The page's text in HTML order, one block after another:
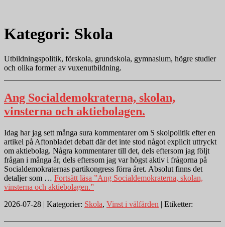
Kategori: Skola
Utbildningspolitik, förskola, grundskola, gymnasium, högre studier
och olika former av vuxenutbildning.
Ang Socialdemokraterna, skolan,
vinsterna och aktiebolagen.
Idag har jag sett många sura kommentarer om S skolpolitik efter en
artikel på Aftonbladet debatt där det inte stod något explicit uttryckt
om aktiebolag. Några kommentarer till det, dels eftersom jag följt
frågan i många år, dels eftersom jag var högst aktiv i frågorna på
Socialdemokraternas partikongress förra året. Absolut finns det
detaljer som … Fortsätt läsa ”Ang Socialdemokraterna, skolan,
vinsterna och aktiebolagen.”
2026-07-28 | Kategorier: Skola, Vinst i välfärden | Etiketter: